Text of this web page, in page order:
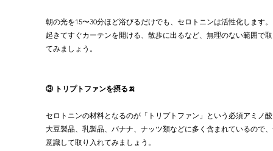
朝の光を15〜30分ほど浴びるだけでも、セロトニンは活性化します。
起きてすぐカーテンを開ける、散歩に出るなど、無理のない範囲で
てみましょう。
③ トリプトファンを摂る🍌
セロトニンの材料となるのが「トリプトファン」という必須アミノ
大豆製品、乳製品、バナナ、ナッツ類などに多く含まれているので
意識して取り入れてみましょう。